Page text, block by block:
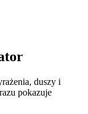
duszy i
pokazuje